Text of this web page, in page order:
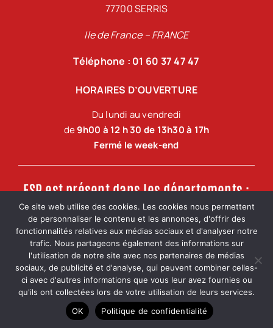
77700 SERRIS
Ile de France – FRANCE
Téléphone : 01 60 37 47 47
HORAIRES D’OUVERTURE
Du lundi au vendredi
de9h00 à 12 h 30 de 13h30 à 17h
Fermé le week-end
FSP est présent dans les départements :
Ile de France, Oise, Val d’Oise, Yvelines, Essonne,
Seine-et-Marne, Eure-et-Loir, Loiret.
FSP – France Securité Protect © – Siren – RCS – APE
Mentions légales
Ce site web utilise des cookies. Les cookies nous permettent
de personnaliser le contenu et les annonces, d'offrir des
fonctionnalités relatives aux médias sociaux et d'analyser notre
trafic. Nous partageons également des informations sur
l'utilisation de notre site avec nos partenaires de médias
sociaux, de publicité et d'analyse, qui peuvent combiner celles-
ci avec d'autres informations que vous leur avez fournies ou
qu'ils ont collectées lors de votre utilisation de leurs services.
OK
Politique de confidentialité